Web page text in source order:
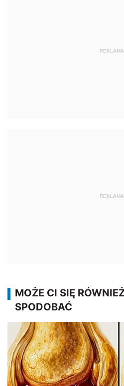
REKLAMA
REKLAMA